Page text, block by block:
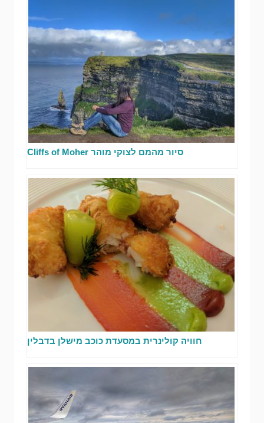
סיור מהמם לצוקי מוהר Cliffs of Moher
חוויה קולינרית במסעדת כוכב מישלן בדבלין